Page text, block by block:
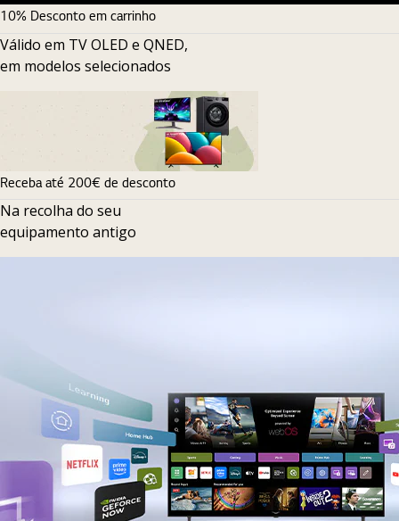
10% Desconto em carrinho
Válido em TV OLED e QNED,
em modelos selecionados
Receba até 200€ de desconto
Na recolha do seu
equipamento antigo